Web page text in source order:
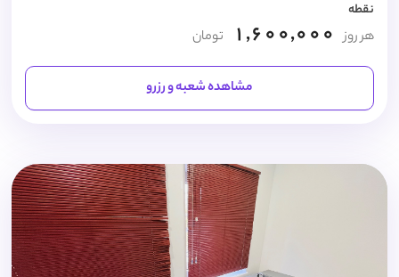
نقطه
هر روز 1,600,000 تومان
مشاهده شعبه و رزرو